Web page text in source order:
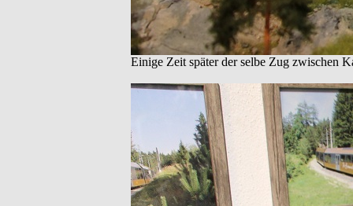
Einige Zeit später der selbe Zug zwischen